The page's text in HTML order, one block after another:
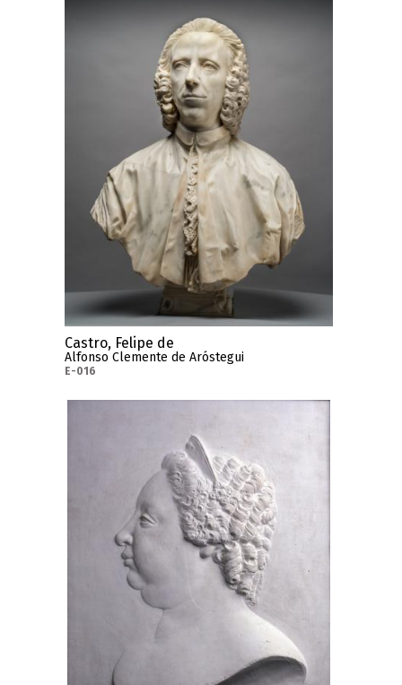
Castro, Felipe de
Alfonso Clemente de Aróstegui
E-016